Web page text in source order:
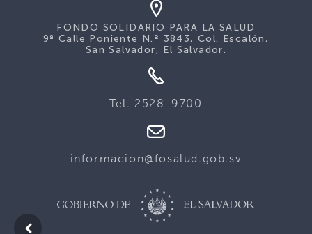
FONDO SOLIDARIO PARA LA SALUD
9ª Calle Poniente N.º 3843, Col. Escalón,
San Salvador, El Salvador.
Tel. 2528-9700
informacion@fosalud.gob.sv